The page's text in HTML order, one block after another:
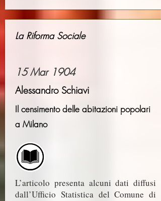
La Riforma Sociale
15 Mar 1904
Alessandro Schiavi
Il censimento delle abitazioni popolari
a Milano
L’articolo presenta alcuni dati diffusi
dall’Ufficio Statistica del Comune di